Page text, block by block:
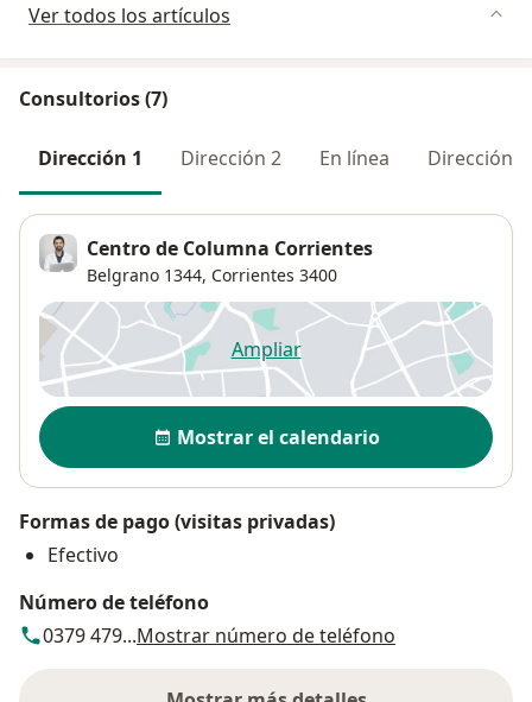
Ver todos los artículos
Consultorios (7)
Dirección 1 Dirección 2 En línea Dirección 3
Centro de Columna Corrientes
Belgrano 1344, Corrientes 3400
Ampliarse abre en una nueva
Disponibilidad
Mostrar el calendario
Formas de pago (visitas privadas)
Efectivo
Número de teléfono
0379 479...Mostrar número de teléfono